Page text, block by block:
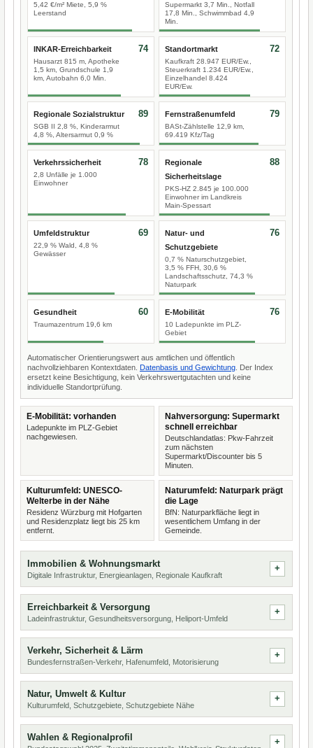
5,42 €/m² Miete, 5,9 %
Leerstand
Supermarkt 3,7 Min., Notfall
17,8 Min., Schwimmbad 4,9
Min.
INKAR-Erreichbarkeit
Hausarzt 815 m, Apotheke
1,5 km, Grundschule 1,9
km, Autobahn 6,0 Min.
74 Standortmarkt
Kaufkraft 28.947 EUR/Ew.,
Steuerkraft 1.234 EUR/Ew.,
Einzelhandel 8.424
EUR/Ew.
72
Regionale Sozialstruktur
SGB II 2,8 %, Kinderarmut
4,8 %, Altersarmut 0,9 %
89 Fernstraßenumfeld
BASt-Zählstelle 12,9 km,
69.419 Kfz/Tag
79
Verkehrssicherheit
2,8 Unfälle je 1.000
Einwohner
78
Regionale
Sicherheitslage
PKS-HZ 2.845 je 100.000
Einwohner im Landkreis
Main-Spessart
88
Umfeldstruktur
22,9 % Wald, 4,8 %
Gewässer
69
Natur- und
Schutzgebiete
0,7 % Naturschutzgebiet,
3,5 % FFH, 30,6 %
Landschaftsschutz, 74,3 %
Naturpark
76
Gesundheit
Traumazentrum 19,6 km
60 E-Mobilität
10 Ladepunkte im PLZ-
Gebiet
76
Automatischer Orientierungswert aus amtlichen und öffentlich
nachvollziehbaren Kontextdaten. Datenbasis und Gewichtung . Der Index
ersetzt keine Besichtigung, kein Verkehrswertgutachten und keine
individuelle Standortprüfung.
E-Mobilität: vorhanden
Ladepunkte im PLZ-Gebiet
nachgewiesen.
Nahversorgung: Supermarkt
schnell erreichbar
Deutschlandatlas: Pkw-Fahrzeit
zum nächsten
Supermarkt/Discounter bis 5
Minuten.
Kulturumfeld: UNESCO-
Welterbe in der Nähe
Residenz Würzburg mit Hofgarten
und Residenzplatz liegt bis 25 km
entfernt.
Naturumfeld: Naturpark prägt
die Lage
BfN: Naturparkfläche liegt in
wesentlichem Umfang in der
Gemeinde.
Immobilien & Wohnungsmarkt
Digitale Infrastruktur, Energieanlagen, Regionale Kaufkraft
Erreichbarkeit & Versorgung
Ladeinfrastruktur, Gesundheitsversorgung, Heliport-Umfeld
Verkehr, Sicherheit & Lärm
Bundesfernstraßen-Verkehr, Hafenumfeld, Motorisierung
Natur, Umwelt & Kultur
Kulturumfeld, Schutzgebiete, Schutzgebiete Nähe
Wahlen & Regionalprofil